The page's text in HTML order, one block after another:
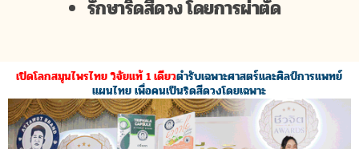
รักษาริดสีดวง โดยการผ่าตัด
เปิดโลกสมุนไพรไทย วิจัยแท้ 1 เดียวตำรับเฉพาะศาสตร์และศิลป์การแพทย์
แผนไทย เพื่อคนเป็นริดสีดวงโดยเฉพาะ